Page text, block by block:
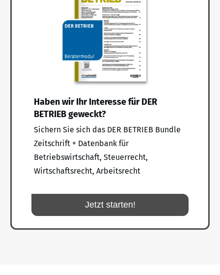
Haben wir Ihr Interesse für DER
BETRIEB geweckt?
Sichern Sie sich das DER BETRIEB Bundle
Zeitschrift + Datenbank für
Betriebswirtschaft, Steuerrecht,
Wirtschaftsrecht, Arbeitsrecht
Jetzt starten!